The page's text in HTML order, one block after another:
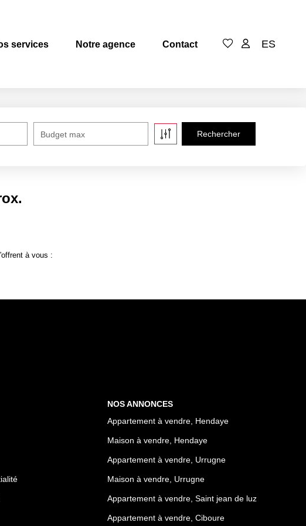
services Notre agence Contact ES
Budget max
à vous :
NOS ANNONCES
Appartement à vendre, Hendaye
Maison à vendre, Hendaye
Appartement à vendre, Urrugne
Maison à vendre, Urrugne
Appartement à vendre, Saint jean de luz
Appartement à vendre, Ciboure